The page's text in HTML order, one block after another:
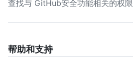
查找与 GitHub安全功能相关的权限
帮助和支持